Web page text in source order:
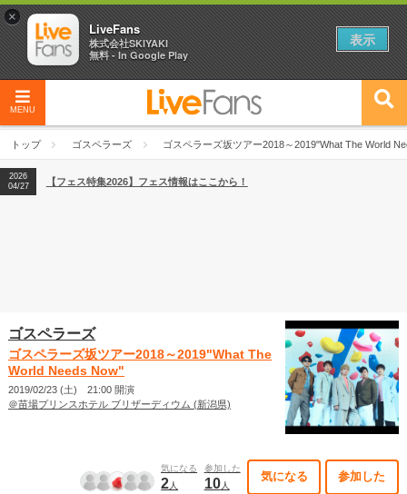
MENU
トップ ゴスペラーズ ゴスペラーズ坂ツアー2018～2019"What The World
2026
04/27
2026
【ライブ動員ランキング】2026年上半期編発表！
2026
04/27
【フェス特集2026】フェス情報はここから！
ゴスペラーズ
ゴスペラーズ坂ツアー2018～2019"What The
World Needs Now"
2019/02/23 (土) 21:00 開演
＠苗場プリンスホテル ブリザーディウム (新潟県)
気になる
2人
参加した
10人
気になる 参加した
×
LiveFans
株式会社SKIYAKI
無料 - In Google Play
表示